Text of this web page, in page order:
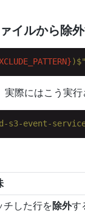
イルから除
)$"
際にはこう実行
s3-event-
チした行を除外す